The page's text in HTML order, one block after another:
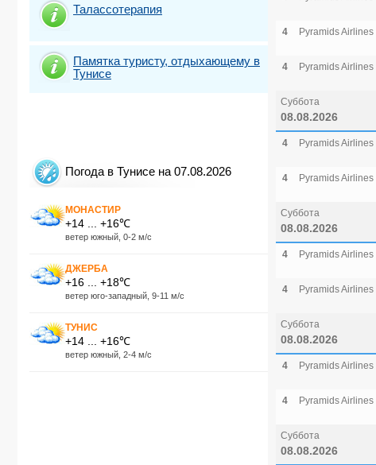
Талассотерапия
Памятка туристу, отдыхающему в
Тунисе
Погода в Тунисе на 07.08.2026
МОНАСТИР
+14 ... +16℃
ветер южный, 0-2 м/с
ДЖЕРБА
+16 ... +18℃
ветер юго-западный, 9-11 м/с
ТУНИС
+14 ... +16℃
ветер южный, 2-4 м/с
4 Pyramids Airlines
4 Pyramids Airlines
Суббота
08.08.2026
4 Pyramids Airlines
4 Pyramids Airlines
Суббота
08.08.2026
4 Pyramids Airlines
4 Pyramids Airlines
Суббота
08.08.2026
4 Pyramids Airlines
4 Pyramids Airlines
Суббота
08.08.2026